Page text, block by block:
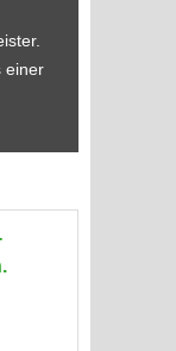
einer